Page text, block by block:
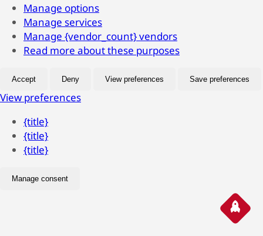
Manage options
Manage services
Manage {vendor_count} vendors
Read more about these purposes
Accept Deny View preferences Save preferences
View preferences
{title}
{title}
{title}
Manage consent